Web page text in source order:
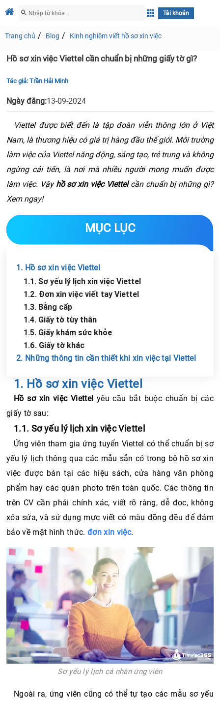
Tài khoản
Trang chủ Blog Kinh nghiệm viết hồ sơ xin việc
Hồ sơ xin việc Viettel cần chuẩn bị những giấy tờ gì?
Tác giả: Trần Hải Minh
Ngày đăng:13-09-2024
Viettel được biết đến là tập đoàn viễn thông lớn ở Việt
Nam, là thương hiệu có giá trị hàng đầu thế giới. Môi trường
làm việc của Viettel năng động, sáng tạo, trẻ trung và không
ngừng cải tiến, là nơi mà nhiều người mong muốn được
làm việc. Vậy hồ sơ xin việc Viettel cần chuẩn bị những gì?
Xem ngay!
MỤC LỤC
1. Hồ sơ xin việc Viettel
1.1. Sơ yếu lý lịch xin việc Viettel
1.2. Đơn xin việc viết tay Viettel
1.3. Bằng cấp
1.4. Giấy tờ tùy thân
1.5. Giấy khám sức khỏe
1.6. Giấy tờ khác
2. Những thông tin cần thiết khi xin việc tại Viettel
Chia sẻ tin với bạn bè
1. Hồ sơ xin việc Viettel
Hồ sơ xin việc Viettel yêu cầu bắt buộc chuẩn bị các
giấy tờ sau:
1.1. Sơ yếu lý lịch xin việc Viettel
Ứng viên tham gia ứng tuyển Viettel có thể chuẩn bị sơ
yếu lý lịch thông qua các mẫu sẵn có trong bộ hồ sơ xin
việc được bán tại các hiệu sách, cửa hàng văn phòng
phẩm hay các quán photo trên toàn quốc. Các thông tin
trên CV cần phải chính xác, viết rõ ràng, dễ đọc, không
xóa sửa, và sử dụng mực viết có màu đồng đều để đảm
bảo về mặt hình thức. đơn xin việc.
Sơ yếu lý lịch cá nhân ứng viên
Ngoài ra, ứng viên cũng có thể tự tạo các mẫu sơ yếu